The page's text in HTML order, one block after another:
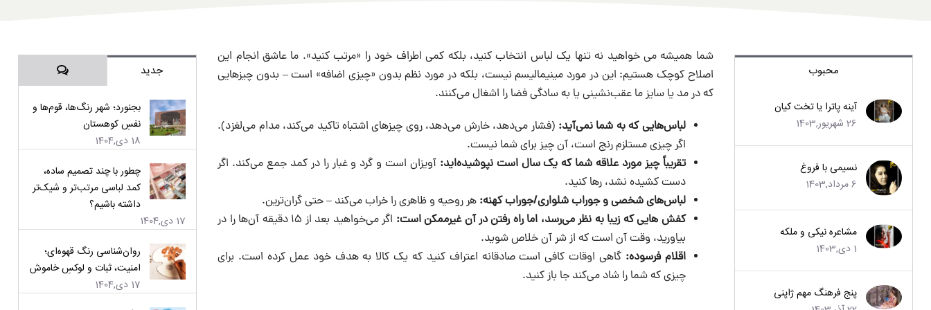
محبوب
آینه پاترا یا تخت کیان
26 شهریور,1403
نسیمی با فروغ
6 مرداد,1403
مشاعره نیکی و ملکه
1 دی,1403
پنج فرهنگ مهم ژاپنی
شما همیشه می خواهید نه تنها یک لباس انتخاب کنید، بلکه کمی اطراف خود را «مرتب کنید». ما عاشق انجام این
اصلاح کوچک هستیم: این در مورد مینیمالیسم نیست، بلکه در مورد نظم بدون «چیزی اضافه» است – بدون چیزهایی
که در مد یا سایز ما عقب‌نشینی یا به سادگی فضا را اشغال می‌کنند.
لباس‌هایی که به شما نمی‌آید: (فشار می‌دهد، خارش می‌دهد، روی چیزهای اشتباه تاکید می‌کند، مدام می‌لغزد).
اگر چیزی مستلزم رنج است، آن چیز برای شما نیست.
تقریباً چیز مورد علاقه شما که یک سال است نپوشیده‌اید: آویزان است و گرد و غبار را در کمد جمع می‌کند. اگر
دست کشیده نشد، رها کنید.
لباس‌های شخصی و جوراب شلواری/جوراب کهنه: هر روحیه و ظاهری را خراب می‌کند – حتی گران‌ترین.
کفش هایی که زیبا به نظر می‌رسد، اما راه رفتن در آن غیرممکن است:
اگر می‌خواهید بعد از ۱۵ دقیقه آن‌ها را در
بیاورید، وقت آن است که از شر آن خلاص شوید.
اقلام فرسوده: گاهی اوقات کافی است صادقانه اعتراف کنید که یک کالا به هدف خود عمل کرده است. برای
چیزی که شما را شاد می‌کند جا باز کنید.
جدید دیدگاه‌ها
بجنورد؛ شهر رنگ‌ها، قوم‌ها و
نفسِ کوهستان
18 دی,1404
چطور با چند تصمیم ساده،
کمد لباسی مرتب‌تر و شیک‌تر
داشته باشیم؟
17 دی,1404
روان‌شناسی رنگ قهوه‌ای؛
امنیت، ثبات و لوکسِ خاموش
17 دی,1404